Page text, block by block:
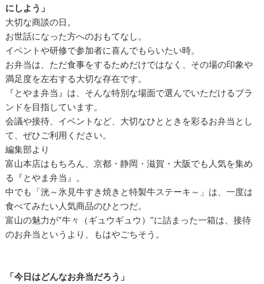
にしよう」
大切な商談の日。
お世話になった方へのおもてなし。
イベントや研修で参加者に喜んでもらいたい時。
お弁当は、ただ食事をするためだけではなく、その場の印象や
満足度を左右する大切な存在です。
『とやま弁当』は、そんな特別な場面で選んでいただけるブラ
ンドを目指しています。
会議や接待、イベントなど、大切なひとときを彩るお弁当とし
て、ぜひご利用ください。
編集部より
富山本店はもちろん、京都・静岡・滋賀・大阪でも人気を集め
る『とやま弁当』。
中でも「洸～氷見牛すき焼きと特製牛ステーキ～」は、一度は
食べてみたい人気商品のひとつだ。
富山の魅力が“牛々（ギュウギュウ）”に詰まった一箱は、接待
のお弁当というより、もはやごちそう。
「今日はどんなお弁当だろう」